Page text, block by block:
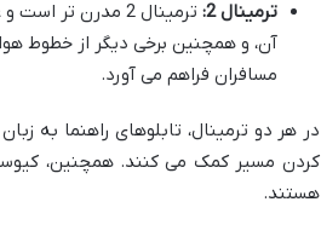
ترمینال 2:
آن، و همچنین برخی دیگر از خطوط
مسافران فراهم می آورد.
در هر دو ترمینال، تابلوهای راهنما به
کردن مسیر کمک می کنند. همچنین،
هستند.